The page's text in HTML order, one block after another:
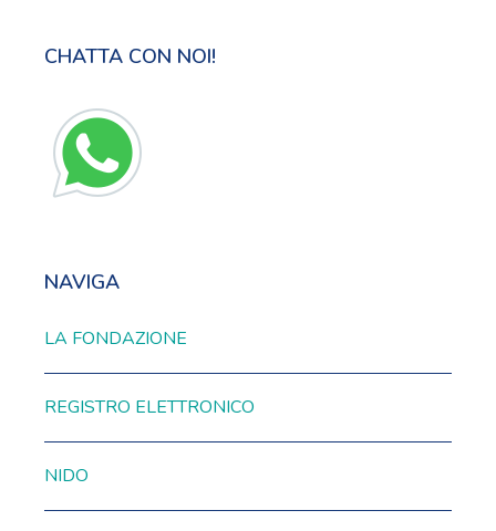
CHATTA CON NOI!
NAVIGA
LA FONDAZIONE
REGISTRO ELETTRONICO
NIDO